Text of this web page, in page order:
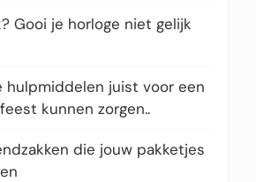
Gooi je horloge niet gelijk
hulpmiddelen juist voor een
kunnen zorgen..
die jouw pakketjes